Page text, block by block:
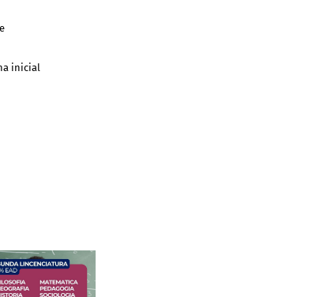
inicial